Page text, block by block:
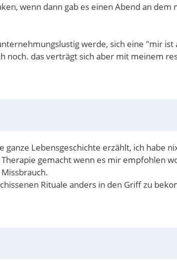
wenn dann gab es einen Abend an
werde, sich eine "mir
noch. das verträgt sich aber mit meinem
ganze Lebensgeschichte erzählt, ich
gemacht wenn es mir empfohlen
Rituale anders in den Griff zu